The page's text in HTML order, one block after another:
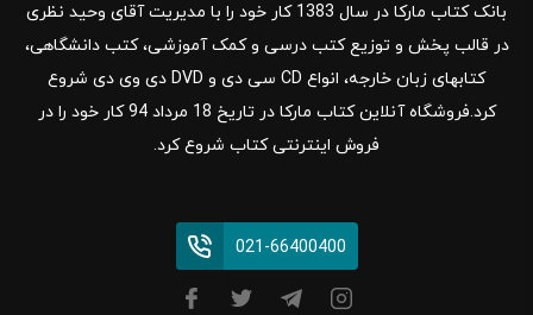
بانک کتاب مارکا در سال 1383 کار خود را با مدیریت آقای وحید نظری
در قالب پخش و توزیع کتب درسی و کمک آموزشی، کتب دانشگاهی،
کتابهای زبان خارجه، انواع CD سی دی و DVD دی وی دی شروع
کرد.فروشگاه آنلاین کتاب مارکا در تاریخ 18 مرداد 94 کار خود را در
فروش اینترنتی کتاب شروع کرد.
021-66400400